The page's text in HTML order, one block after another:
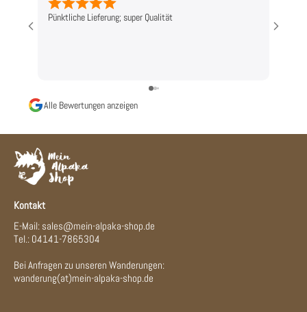
Pünktliche Lieferung; super Qualität
Alle Bewertungen anzeigen
Kontakt
E-Mail: sales@mein-alpaka-shop.de
Tel.: 04141-7865304
Bei Anfragen zu unseren Wanderungen:
wanderung(at)mein-alpaka-shop.de